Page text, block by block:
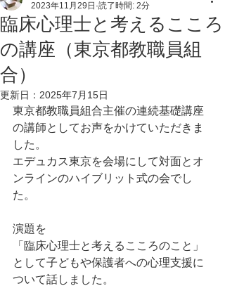
臨床心理士と考えるこころ
の講座（東京都教職員組
合）
2023年11月29日 読了時間: 2分
更新日： 2025年7月15日
東京都教職員組合主催の連続基礎講座
の講師としてお声をかけていただきま
した。
エデュカス東京を会場にして対面とオ
ンラインのハイブリット式の会でし
た。
演題を
「臨床心理士と考えるこころのこと」
として子どもや保護者への心理支援に
ついて話しました。